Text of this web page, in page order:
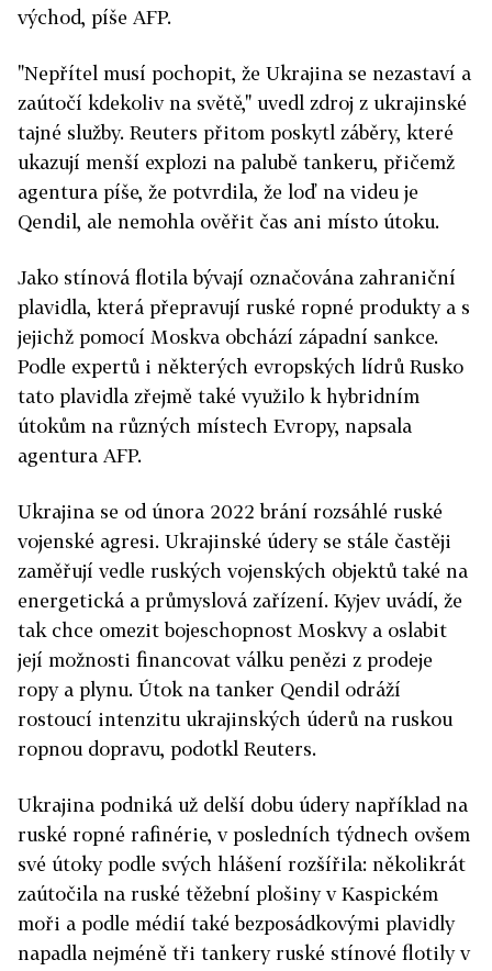
východ, píše AFP.
"Nepřítel musí pochopit, že Ukrajina se nezastaví a
zaútočí kdekoliv na světě," uvedl zdroj z ukrajinské
tajné služby. Reuters přitom poskytl záběry, které
ukazují menší explozi na palubě tankeru, přičemž
agentura píše, že potvrdila, že loď na videu je
Qendil, ale nemohla ověřit čas ani místo útoku.
Jako stínová flotila bývají označována zahraniční
plavidla, která přepravují ruské ropné produkty a s
jejichž pomocí Moskva obchází západní sankce.
Podle expertů i některých evropských lídrů Rusko
tato plavidla zřejmě také využilo k hybridním
útokům na různých místech Evropy, napsala
agentura AFP.
Ukrajina se od února 2022 brání rozsáhlé ruské
vojenské agresi. Ukrajinské údery se stále častěji
zaměřují vedle ruských vojenských objektů také na
energetická a průmyslová zařízení. Kyjev uvádí, že
tak chce omezit bojeschopnost Moskvy a oslabit
její možnosti financovat válku penězi z prodeje
ropy a plynu. Útok na tanker Qendil odráží
rostoucí intenzitu ukrajinských úderů na ruskou
ropnou dopravu, podotkl Reuters.
Ukrajina podniká už delší dobu údery například na
ruské ropné rafinérie, v posledních týdnech ovšem
své útoky podle svých hlášení rozšířila: několikrát
zaútočila na ruské těžební plošiny v Kaspickém
moři a podle médií také bezposádkovými plavidly
napadla nejméně tři tankery ruské stínové flotily v